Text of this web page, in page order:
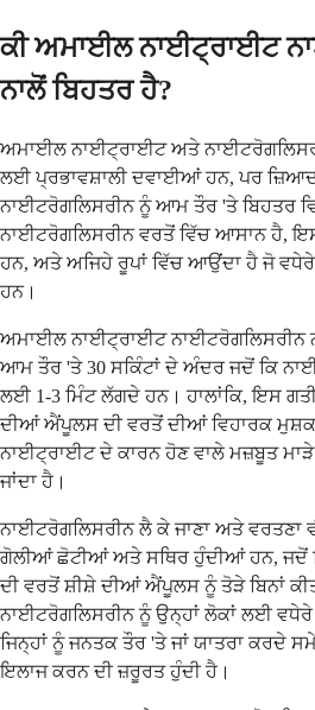
ਕੀ ਅਮਾਈਲ ਨਾਈਟ੍ਰਾਈਟ
ਨਾਲੋਂ ਬਿਹਤਰ ਹੈ?
ਅਮਾਈਲ ਨਾਈਟ੍ਰਾਈਟ ਅਤੇ
ਲਈ ਪ੍ਰਭਾਵਸ਼ਾਲੀ ਦਵਾਈਆਂ ਹਨ, ਪਰ
ਨਾਈਟਰੋਗਲਿਸਰੀਨ ਨੂੰ ਆਮ ਤੌਰ 'ਤੇ ਬਿਹਤਰ
ਨਾਈਟਰੋਗਲਿਸਰੀਨ ਵਰਤੋਂ ਵਿੱਚ ਆਸਾਨ ਹੈ,
ਹਨ, ਅਤੇ ਅਜਿਹੇ ਰੂਪਾਂ ਵਿੱਚ ਆਉਂਦਾ ਹੈ ਜੋ
ਹਨ।
ਅਮਾਈਲ ਨਾਈਟ੍ਰਾਈਟ ਨਾਈਟਰੋਗਲਿਸਰੀਨ
ਆਮ ਤੌਰ 'ਤੇ 30 ਸਕਿੰਟਾਂ ਦੇ ਅੰਦਰ ਜਦੋਂ ਕਿ
ਲਈ 1-3 ਮਿੰਟ ਲੱਗਦੇ ਹਨ। ਹਾਲਾਂਕਿ, ਇਸ
ਦੀਆਂ ਐਂਪੂਲਸ ਦੀ ਵਰਤੋਂ ਦੀਆਂ ਵਿਹਾਰਕ
ਨਾਈਟ੍ਰਾਈਟ ਦੇ ਕਾਰਨ ਹੋਣ ਵਾਲੇ ਮਜ਼ਬੂਤ
ਜਾਂਦਾ ਹੈ।
ਨਾਈਟਰੋਗਲਿਸਰੀਨ ਲੈ ਕੇ ਜਾਣਾ ਅਤੇ ਵਰਤਣਾ
ਗੋਲੀਆਂ ਛੋਟੀਆਂ ਅਤੇ ਸਥਿਰ ਹੁੰਦੀਆਂ ਹਨ, ਜਦੋਂ
ਦੀ ਵਰਤੋਂ ਸ਼ੀਸ਼ੇ ਦੀਆਂ ਐਂਪੂਲਸ ਨੂੰ ਤੋੜੇ ਬਿਨਾਂ
ਨਾਈਟਰੋਗਲਿਸਰੀਨ ਨੂੰ ਉਨ੍ਹਾਂ ਲੋਕਾਂ ਲਈ ਵਧੇਰੇ
ਜਿਨ੍ਹਾਂ ਨੂੰ ਜਨਤਕ ਤੌਰ 'ਤੇ ਜਾਂ ਯਾਤਰਾ ਕਰਦੇ
ਇਲਾਜ ਕਰਨ ਦੀ ਜ਼ਰੂਰਤ ਹੁੰਦੀ ਹੈ।